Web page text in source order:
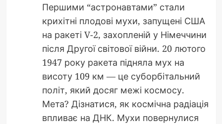
Першими “астронавтами” стали
крихітні плодові мухи, запущені США
на ракеті V-2, захопленій у Німеччини
після Другої світової війни. 20 лютого
1947 року ракета підняла мух на
висоту 109 км — це суборбітальний
політ, який досяг межі космосу.
Мета? Дізнатися, як космічна радіація
впливає на ДНК. Мухи повернулися